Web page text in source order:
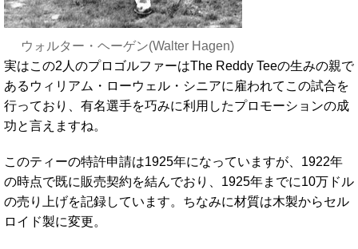
ウォルター・ヘーゲン(Walter Hagen)
実はこの2人のプロゴルファーはThe Reddy Teeの生みの親で
あるウィリアム・ローウェル・シニアに雇われてこの試合を
行っており、有名選手を巧みに利用したプロモーションの成
功と言えますね。
このティーの特許申請は1925年になっていますが、1922年
の時点で既に販売契約を結んでおり、1925年までに10万ドル
の売り上げを記録しています。ちなみに材質は木製からセル
ロイド製に変更。